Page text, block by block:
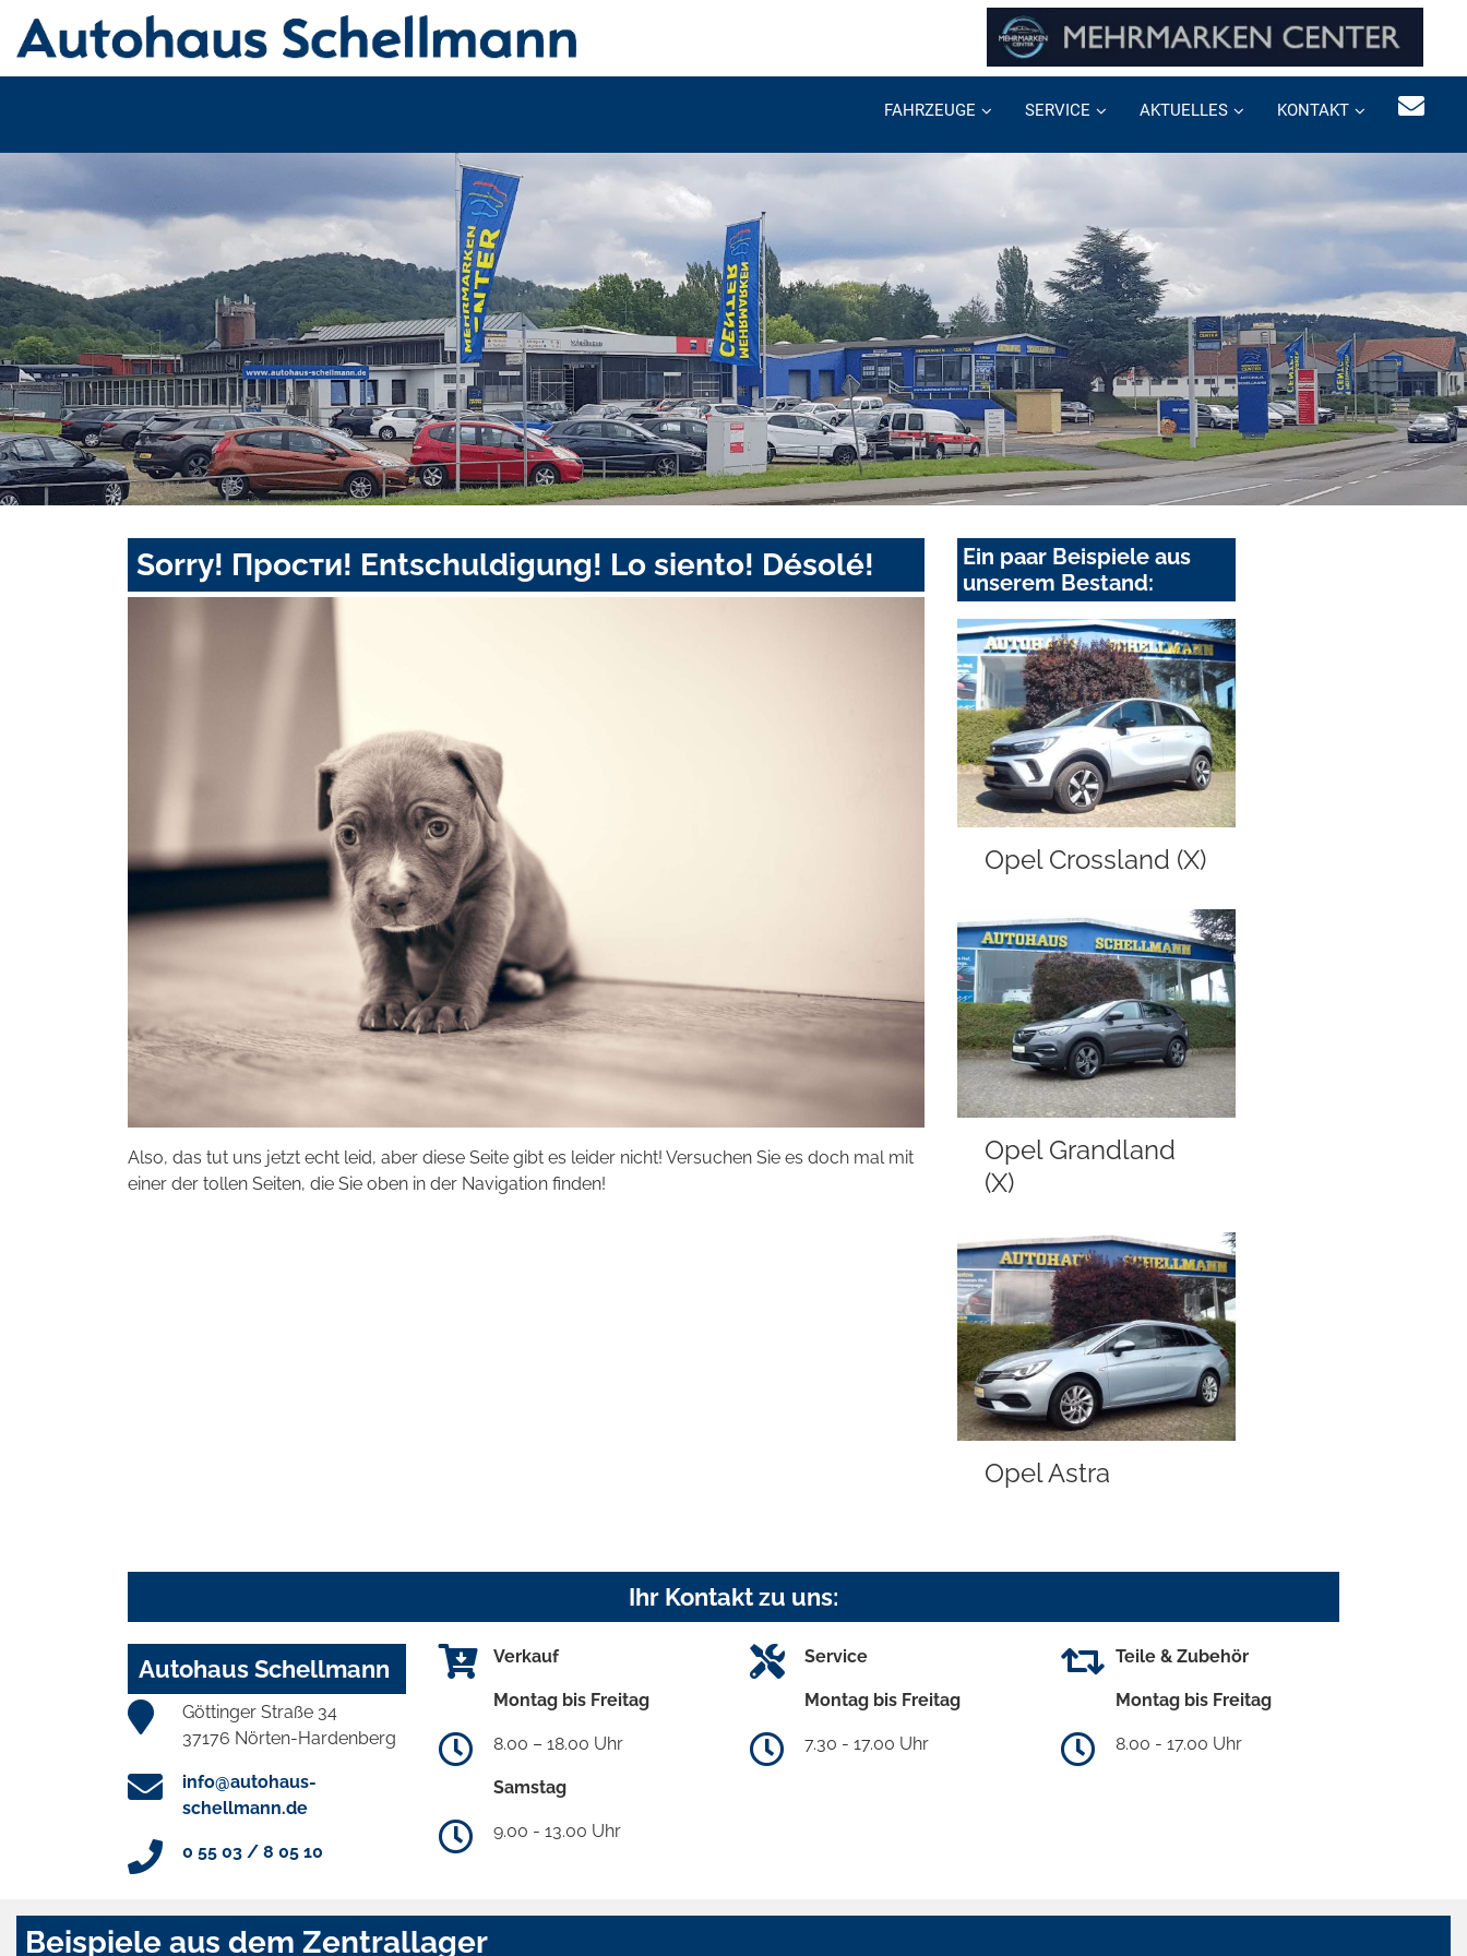
FAHRZEUGE SERVICE AKTUELLES KONTAKT
Sorry! Прости! Entschuldigung! Lo siento! Désolé!
Also, das tut uns jetzt echt leid, aber diese Seite gibt es leider nicht! Versuchen Sie es doch mal mit
einer der tollen Seiten, die Sie oben in der Navigation finden!
Ein paar Beispiele aus
unserem Bestand:
Opel Crossland (X)
Opel Grandland
(X)
Opel Astra
Ihr Kontakt zu uns:
Autohaus Schellmann
Göttinger Straße 34
37176 Nörten-Hardenberg
info@autohaus-
schellmann.de
0 55 03 / 8 05 10
Verkauf
Montag bis Freitag
8.00 – 18.00 Uhr
Samstag
9.00 - 13.00 Uhr
Service
Montag bis Freitag
7.30 - 17.00 Uhr
Teile & Zubehör
Montag bis Freitag
8.00 - 17.00 Uhr
Beispiele aus dem Zentrallager